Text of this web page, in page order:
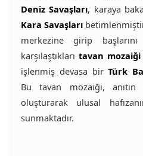
Deniz Savaşları, karaya
Kara Savaşları
merkezine girip başlarını
karşılaştıklarıtavan mozaiği
işlenmiş devasa birTürk
Bu tavan mozaiği, anıtın
oluşturarak ulusal
sunmaktadır.